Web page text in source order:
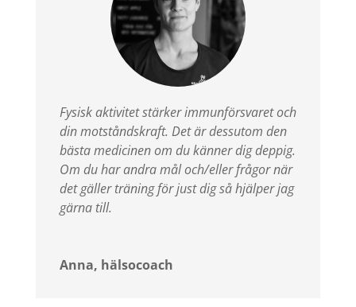
Fysisk aktivitet stärker immunförsvaret och
din motståndskraft. Det är dessutom den
bästa medicinen om du känner dig deppig.
Om du har andra mål och/eller frågor när
det gäller träning för just dig så hjälper jag
gärna till.
Anna, hälsocoach